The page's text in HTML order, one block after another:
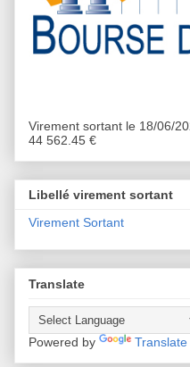
Virement sortant le 18/06/
44 562.45 €
Libellé virement sortant
Virement Sortant
Translate
Powered by Translate